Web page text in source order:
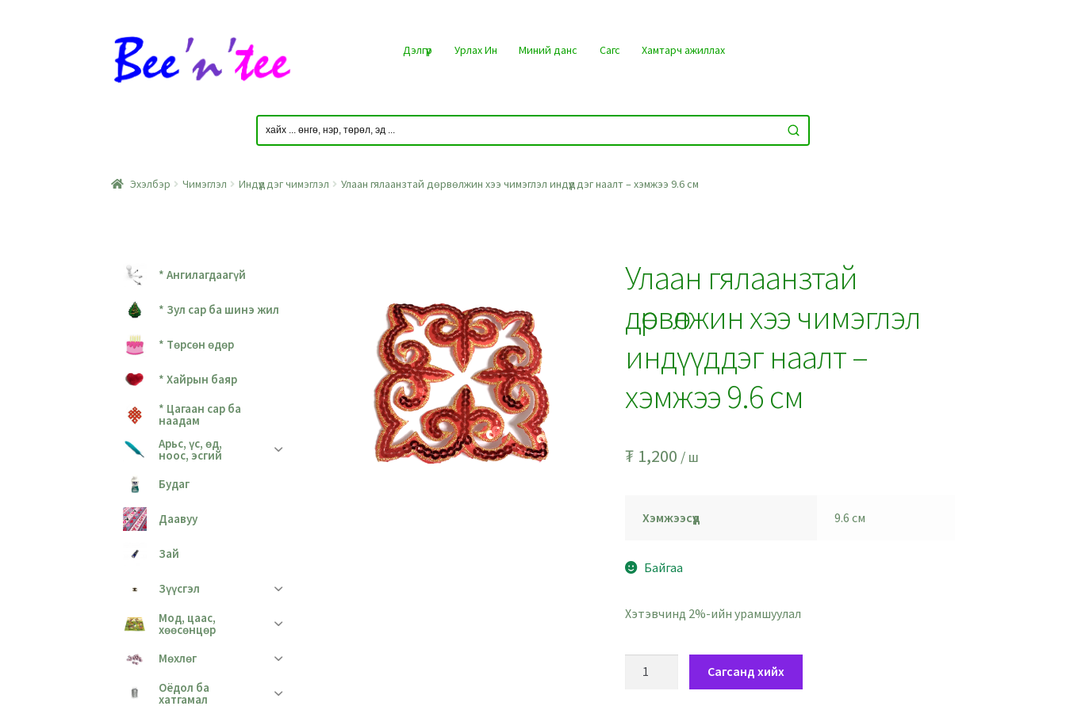
Skip
to
navigation
Skip
to
content
Дэлгүүр Урлах Ин Миний данс Сагс Хамтарч ажиллах
Эхэлбэр Чимэглэл Индүүддэг чимэглэл Улаан гялаанзтай дөрвөлжин хээ чимэглэл индүүддэг наалт – хэмжээ 9.6 см
Улаан гялаанзтай
дөрвөлжин хээ чимэглэл
индүүддэг наалт –
хэмжээ 9.6 см
₮1,200 / ш
Хэмжээсүүд 9.6 см
Байгаа
Хэтэвчинд 2%-ийн урамшуулал
Сагсанд хийх
* Ангилагдаагүй
* Зул сар ба шинэ жил
* Төрсөн өдөр
* Хайрын баяр
* Цагаан сар ба
наадам
Арьс, үс, өд,
ноос, эсгий
Будаг
Даавуу
Зай
Зүүсгэл
Мод, цаас,
хөөсөнцөр
Мөхлөг
Оёдол ба
хатгамал